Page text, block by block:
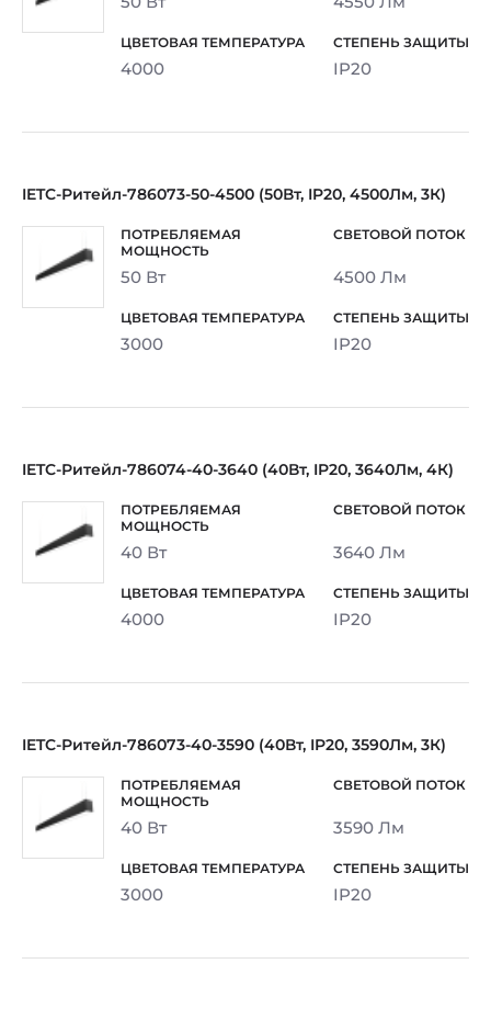
4000 IP20
IETC-Ритейл-786073-50-4500 (50Вт, IP20, 4500Лм, 3К)
50 Вт 4500 Лм
3000 IP20
IETC-Ритейл-786074-40-3640 (40Вт, IP20, 3640Лм, 4К)
40 Вт 3640 Лм
4000 IP20
IETC-Ритейл-786073-40-3590 (40Вт, IP20, 3590Лм, 3К)
40 Вт 3590 Лм
3000 IP20